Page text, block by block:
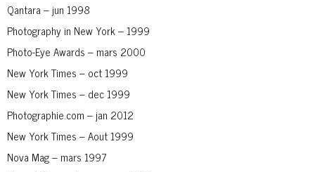
Qantara – jun 1998
Photography in New York – 1999
Photo-Eye Awards – mars 2000
New York Times – oct 1999
New York Times – dec 1999
Photographie.com – jan 2012
New York Times – Aout 1999
Nova Mag – mars 1997